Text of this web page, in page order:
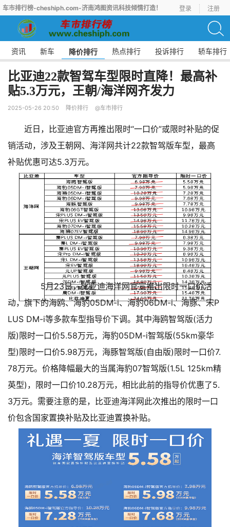
车市排行榜-cheshiph.com-济南鸿图资讯科技倾情打造！ 登录 注册
资讯 新车 降价排行 热点排行 投诉排行 轿车排行
比亚迪22款智驾车型限时直降！最高补
贴5.3万元，王朝/海洋网齐发力
2025-05-26 20:50 降价排行 @车市排行
近日，比亚迪官方再推出限时“一口价”或限时补贴的促
销活动，涉及王朝网、海洋网共计22款智驾版车型，最高
补贴优惠可达5.3万元。
5月23日，比亚迪海洋网官宣推出限时一口价活
动，旗下的海鸥、海豹05DM-i、海豹06DM-i、海豚、宋P
LUS DM-i等多款车型指导价下调。其中海鸥智驾版(活力
版)限时一口价5.58万元，海豹05DM-i智驾版(55km豪华
型)限时一口价5.98万元，海豚智驾版(自由版)限时一口价7.
78万元。价格降幅最大的当属海豹07智驾版(1.5L 125km精
英型)，限时一口价10.28万元，相比此前的指导价优惠了5.
3万元。需要注意的是，比亚迪海洋网此次推出的限时一口
价包含国家置换补贴及比亚迪置换补贴。